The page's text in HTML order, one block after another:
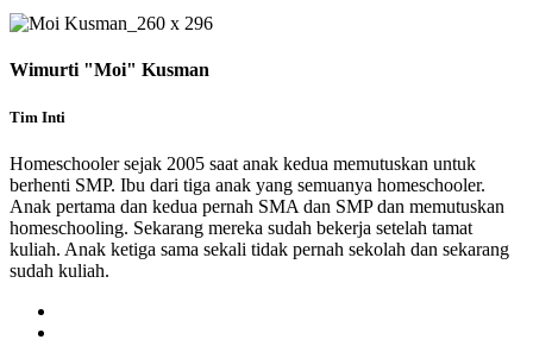
Wimurti "Moi" Kusman
Tim Inti
Homeschooler sejak 2005 saat anak kedua memutuskan untuk
berhenti SMP. Ibu dari tiga anak yang semuanya homeschooler.
Anak pertama dan kedua pernah SMA dan SMP dan memutuskan
homeschooling. Sekarang mereka sudah bekerja setelah tamat
kuliah. Anak ketiga sama sekali tidak pernah sekolah dan sekarang
sudah kuliah.